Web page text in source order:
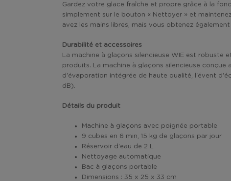
Gardez votre glace fraîche et propre grâce à la
simplement sur le bouton « Nettoyer » et
avez les mains libres, mais vous obtenez
Durabilité et accessoires
La machine à glaçons silencieuse WIE est robuste
produits. La machine à glaçons silencieuse
d'évaporation intégrée de haute qualité, l'évent
dB).
Détails du produit
Machine à glaçons avec poignée portable
9 cubes en 6 min, 15 kg de glaçons par jour
Réservoir d'eau de 2 L
Nettoyage automatique
Bac à glaçons portable
Dimensions : 35 x 25 x 33 cm